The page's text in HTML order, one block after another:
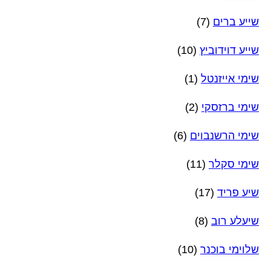
שייע ברים (7)
שייע דוידוביץ (10)
שימי אייזנטל (1)
שימי ברזסקי (2)
שימי הרשנבוים (6)
שימי סקלר (11)
שיע פריד (17)
שיעלע רוב (8)
שלוימי בוכנר (10)